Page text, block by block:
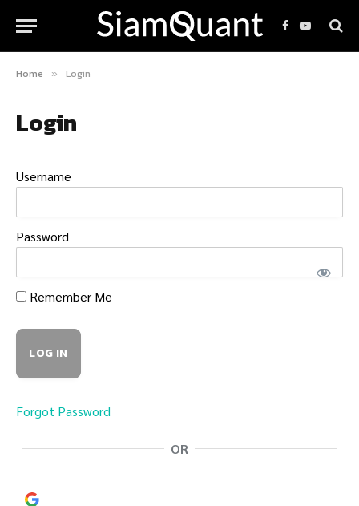
Facebook
YouTube
Home » Login
Login
Username
Password
Remember Me
Forgot Password
OR